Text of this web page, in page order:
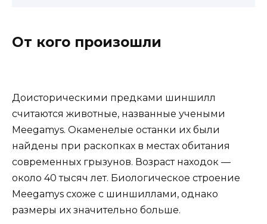
От кого произошли
Доисторическими предками шиншилл
считаются животные, названные учеными
Meegamys. Окаменелые останки их были
найдены при раскопках в местах обитания
современных грызунов. Возраст находок —
около 40 тысяч лет. Биологическое строение
Meegamys схоже с шиншиллами, однако
размеры их значительно больше.